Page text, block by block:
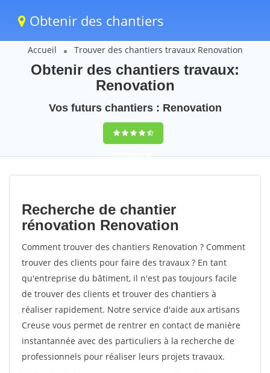
Obtenir des chantiers
Accueil Trouver des chantiers travaux Renovation
Obtenir des chantiers travaux:
Renovation
Vos futurs chantiers : Renovation
9,5(100%)61
votes
Recherche de chantier
rénovation Renovation
Comment trouver des chantiers Renovation ? Comment
trouver des clients pour faire des travaux ? En tant
qu'entreprise du bâtiment, il n'est pas toujours facile
de trouver des clients et trouver des chantiers à
réaliser rapidement. Notre service d'aide aux artisans
Creuse vous permet de rentrer en contact de manière
instantannée avec des particuliers à la recherche de
professionnels pour réaliser leurs projets travaux.